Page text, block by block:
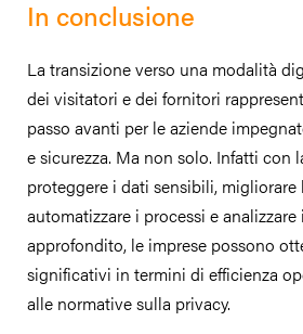
In conclusione
La transizione verso una modalità
dei visitatori e dei fornitori
passo avanti per le aziende
e sicurezza. Ma non solo. Infatti con
proteggere i dati sensibili,
automatizzare i processi e
approfondito, le imprese possono
significativi in termini di efficienza
alle normative sulla privacy.